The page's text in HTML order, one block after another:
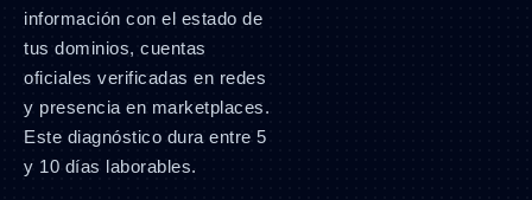
información con el estado de
tus dominios, cuentas
oficiales verificadas en redes
y presencia en marketplaces.
Este diagnóstico dura entre 5
y 10 días laborables.